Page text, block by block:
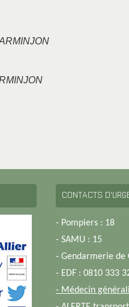
CONTACTS
- Pompiers : 18
- SAMU : 15
- Gendarmerie de
- EDF : 0810 333
- Médecin